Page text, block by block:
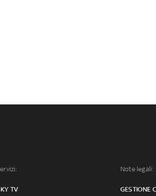
TV
Note legali:
GESTIONE